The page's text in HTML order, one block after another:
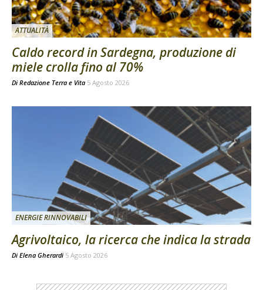
ATTUALITÀ
Caldo record in Sardegna, produzione di
miele crolla fino al 70%
Di Redazione Terra e Vita 5 Agosto 2026
ENERGIE RINNOVABILI
Agrivoltaico, la ricerca che indica la strada
Di Elena Gherardi 5 Agosto 2026